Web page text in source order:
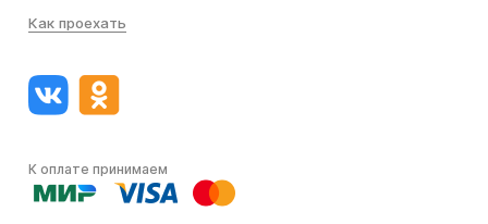
Как проехать
К оплате принимаем